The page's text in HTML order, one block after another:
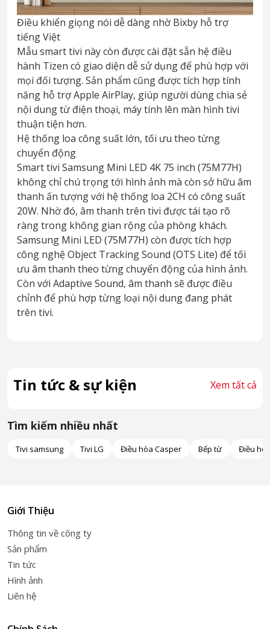
Điều khiển giọng nói dễ dàng nhờ Bixby hỗ trợ
tiếng Việt
Mẫu smart tivi này còn được cài đặt sẵn hệ điều
hành Tizen có giao diện dễ sử dụng để phù hợp với
mọi đối tượng. Sản phẩm cũng được tích hợp tính
năng hỗ trợ Apple AirPlay, giúp người dùng chia sẻ
nội dung từ điện thoại, máy tính lên màn hình tivi
thuận tiện hơn.
Hệ thống loa công suất lớn, tối ưu theo từng
chuyển động
Smart tivi Samsung Mini LED 4K 75 inch (75M77H)
không chỉ chú trọng tới hình ảnh mà còn sở hữu âm
thanh ấn tượng với hệ thống loa 2CH có công suất
20W. Nhờ đó, âm thanh trên tivi được tái tạo rõ
ràng trong không gian rộng của phòng khách.
Samsung Mini LED (75M77H) còn được tích hợp
công nghệ Object Tracking Sound (OTS Lite) để tối
ưu âm thanh theo từng chuyển động của hình ảnh.
Còn với Adaptive Sound, âm thanh sẽ được điều
chỉnh để phù hợp từng loại nội dung đang phát
trên tivi.
Tin tức & sự kiện Xem tất cả
Tìm kiếm nhiều nhất
Tivi samsung Tivi LG Điều hòa Casper Bếp từ Điều
Giới Thiệu
Thông tin về công ty
Sản phẩm
Tin tức
Hình ảnh
Liên hệ